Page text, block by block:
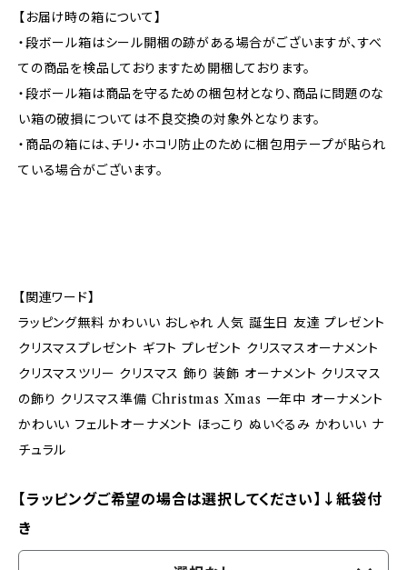
【お届け時の箱について】
・段ボール箱はシール開梱の跡がある場合がございますが、すべ
ての商品を検品しておりますため開梱しております。
・段ボール箱は商品を守るための梱包材となり、商品に問題のな
い箱の破損については不良交換の対象外となります。
・商品の箱には、チリ・ホコリ防止のために梱包用テープが貼られ
ている場合がございます。
【関連ワード】
ラッピング無料 かわいい おしゃれ 人気 誕生日 友達 プレゼント
クリスマスプレゼント ギフト プレゼント クリスマスオーナメント
クリスマスツリー クリスマス 飾り 装飾 オーナメント クリスマス
の飾り クリスマス準備 Christmas Xmas 一年中 オーナメント
かわいい フェルトオーナメント ほっこり ぬいぐるみ かわいい ナ
チュラル
【ラッピングご希望の場合は選択してください】↓紙袋付
き